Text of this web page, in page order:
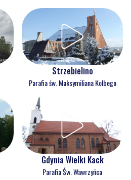
Strzebielino
Parafia św. Maksymiliana Kolbego
Gdynia Wielki Kack
Parafia Św. Wawrzyńca